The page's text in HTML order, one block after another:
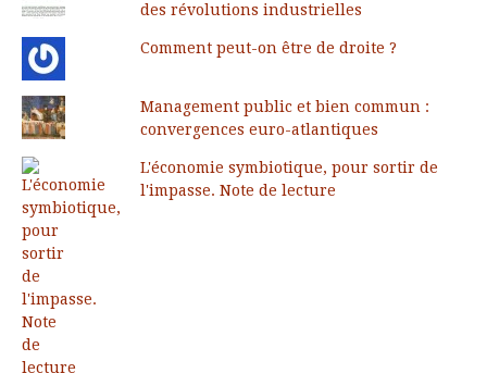
des révolutions industrielles
Comment peut-on être de droite ?
Management public et bien commun :
convergences euro-atlantiques
L'économie symbiotique, pour sortir de
l'impasse. Note de lecture